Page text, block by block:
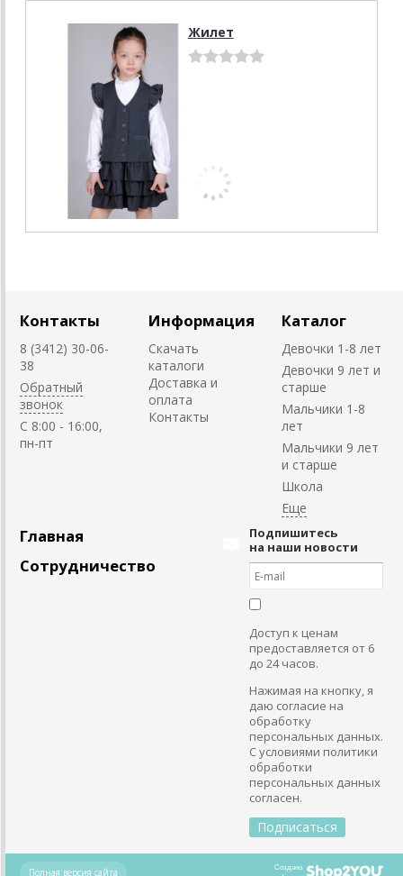
Жилет
Контакты
8 (3412) 30-06-
38
Обратный
звонок
C 8:00 - 16:00,
пн-пт
Информация
Скачать
каталоги
Доставка и
оплата
Контакты
Каталог
Девочки 1-8 лет
Девочки 9 лет и
старше
Мальчики 1-8
лет
Мальчики 9 лет
и старше
Школа
Главная
Сотрудничество
Подпишитесь
на наши новости
Доступ к ценам
предоставляется от 6
до 24 часов.
Нажимая на кнопку, я
даю согласие на
обработку
персональных данных.
С условиями политики
обработки
персональных данных
согласен.
Создано
Полная версия сайта